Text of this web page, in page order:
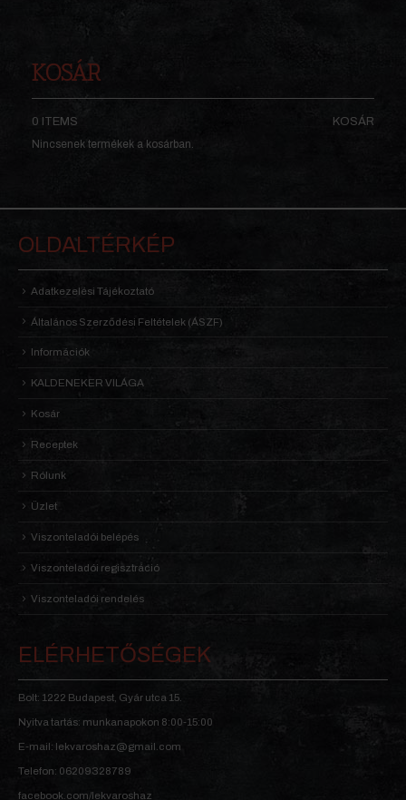
KOSÁR
0 ITEMS
KOSÁR
Nincsenek termékek a kosárban.
OLDALTÉRKÉP
Adatkezelési Tájékoztató
Általános Szerződési Feltételek (ÁSZF)
Információk
KALDENEKER VILÁGA
Kosár
Receptek
Rólunk
Üzlet
Viszonteladói belépés
Viszonteladói regisztráció
Viszonteladói rendelés
ELÉRHETŐSÉGEK
Bolt: 1222 Budapest, Gyár utca 15.
Nyitva tartás: munkanapokon 8:00-15:00
E-mail: lekvaroshaz@gmail.com
Telefon: 06209328789
facebook.com/lekvaroshaz